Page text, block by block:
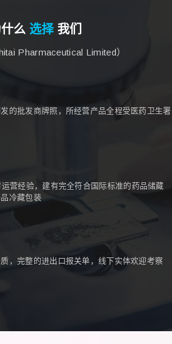
么 选择我们
Pharmaceutical Limited）
的批发商牌照，所经营产品全程受医药卫生署
营经验，建有完全符合国际标准的药品储藏
冷藏包装
，完整的进出口报关单，线下实体欢迎考察